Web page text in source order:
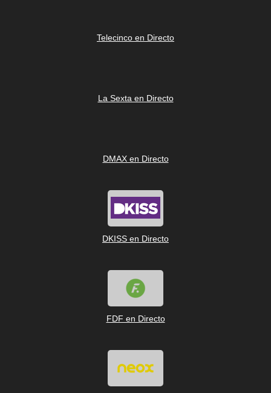
Telecinco en Directo
La Sexta en Directo
DMAX en Directo
DKISS en Directo
FDF en Directo